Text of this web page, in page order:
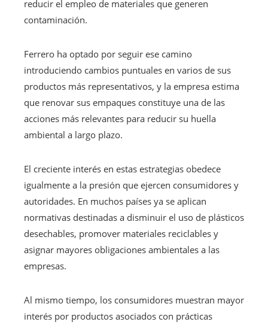
reducir el empleo de materiales que generen
contaminación.
Ferrero ha optado por seguir ese camino
introduciendo cambios puntuales en varios de sus
productos más representativos, y la empresa estima
que renovar sus empaques constituye una de las
acciones más relevantes para reducir su huella
ambiental a largo plazo.
El creciente interés en estas estrategias obedece
igualmente a la presión que ejercen consumidores y
autoridades. En muchos países ya se aplican
normativas destinadas a disminuir el uso de plásticos
desechables, promover materiales reciclables y
asignar mayores obligaciones ambientales a las
empresas.
Al mismo tiempo, los consumidores muestran mayor
interés por productos asociados con prácticas